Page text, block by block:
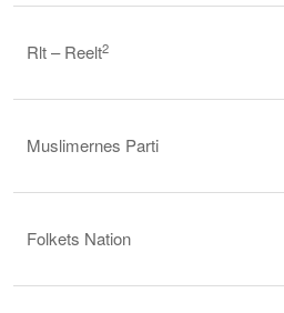
Rlt – Reelt2
Muslimernes Parti
Folkets Nation